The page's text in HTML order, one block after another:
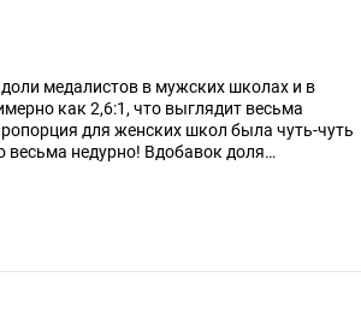
медалистов в мужских школах и в
как 2,6:1, что выглядит весьма
для женских школ была чуть-чуть
весьма недурно! Вдобавок доля
в 2,6 и в 2,4 раза).